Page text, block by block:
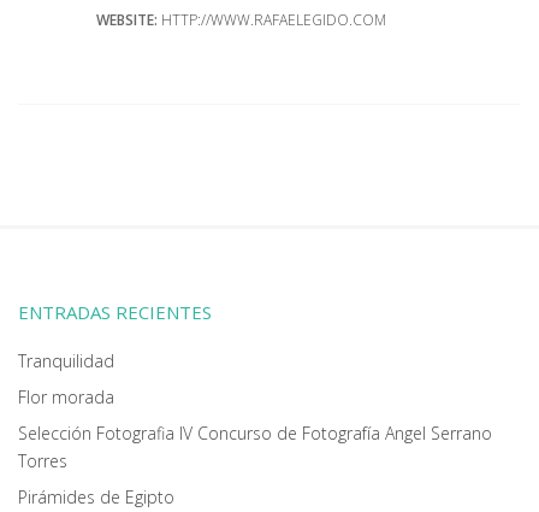
WEBSITE: HTTP://WWW.RAFAELEGIDO.COM
ENTRADAS RECIENTES
Tranquilidad
Flor morada
Selección Fotografia IV Concurso de Fotografía Angel Serrano
Torres
Pirámides de Egipto